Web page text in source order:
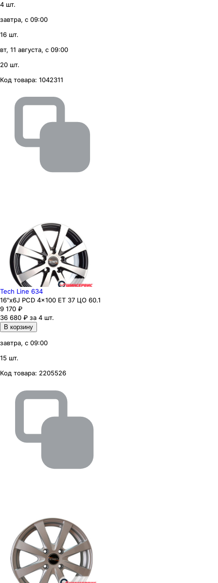
4 шт.
завтра, с 09:00
16 шт.
вт, 11 августа, с 09:00
20 шт.
Код товара: 1042311
Tech Line 634
16"x6J PCD 4x100 ЕТ 37 ЦО 60.1
9 170 ₽
36 680 ₽ за 4 шт.
В корзину
завтра, с 09:00
15 шт.
Код товара: 2205526